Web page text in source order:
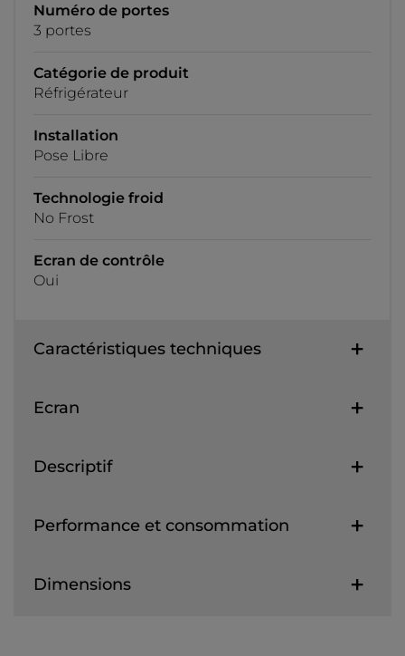
Numéro de portes
3 portes
Catégorie de produit
Réfrigérateur
Installation
Pose Libre
Technologie froid
No Frost
Ecran de contrôle
Oui
Caractéristiques techniques
Ecran
Descriptif
Performance et consommation
Dimensions